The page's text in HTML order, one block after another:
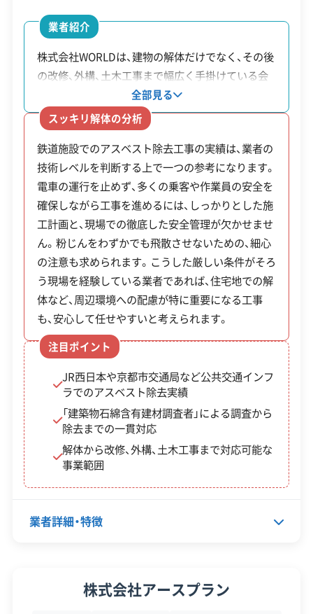
事業
補助
により変
動）。
ブロ
ック
塀等
撤去
助成
の4/5（上
限額は道
路種別に
より15万
円〜60万
円）。
道路に面した、倒壊の危険性
がある高さ1m以上のブロッ
ク塀など。通学路や避難路に
面している場合は上限額が引
き上げられる。
※特に「防災まちづくり推進事業」は、北区の紫野・
柏野地区などが重点エリアとして指定されており、
お住まいの地域が対象となるか事前の確認が重要
です。いずれの補助金も、市の交付決定前に工事契
約や着工を行うと対象外になるため、必ず事前に相
談・申請を行ってください。
※制度の最新情報や申請様式は、必ず自治体の公式
サイトをご確認ください。
京都市の公式サイトで詳細を見る
機コスト）」や「駐車料金（経費）」、
営業日
対応エリア 京都府
木造 鉄骨造
対応業務
産業廃棄物収集運搬業
土木工事業
公式HP 公式サイトを見る
SNS SNSを見る
許可番号
【建設業許可】
京都府知事：第40970号
【産業廃棄物収集運搬業許可】
京都府知事：第02600191535号
大阪府知事：第02700191535号
滋賀県知事：第02501191535号
全部見る
この解体業者の特徴
験・規模
重機保有
対応工事 土木工事 県外出張
保有資格 1級土木施工管理技士
石綿作業主任者
建設業許可
現場清掃
業者紹介
株式会社WORLDは、建物の解体だけでなく、その後
の改修、外構、土木工事まで幅広く手掛けている会
社です。特筆すべきはアスベスト除去の実績で、特
にJR西日本や京都市交通局といった公共交通イン
フラでの工事経験を持っています。多くの人が利用
し、常に稼働している施設での作業は、非常に厳し
い安全基準と管理体制が求められます。このような
環境での実績は、同社の信頼性を示す一つの根拠と
いえるでしょう。また「建築物石綿含有建材調査
者」や1級土木施工管理技士などの有資格者が在籍
しており、専門的な調査から実際の施工まで責任を
持って対応しています。
全部見る
スッキリ解体の分析
鉄道施設でのアスベスト除去工事の実績は、業者の
技術レベルを判断する上で一つの参考になります。
電車の運行を止めず、多くの乗客や作業員の安全を
確保しながら工事を進めるには、しっかりとした施
工計画と、現場での徹底した安全管理が欠かせませ
ん。粉じんをわずかでも飛散させないための、細心
の注意も求められます。こうした厳しい条件がそろ
う現場を経験している業者であれば、住宅地での解
体など、周辺環境への配慮が特に重要になる工事
も、安心して任せやすいと考えられます。
注目ポイント
JR西日本や京都市交通局など公共交通インフ
ラでのアスベスト除去実績
「建築物石綿含有建材調査者」による調査から
除去までの一貫対応
解体から改修、外構、土木工事まで対応可能な
事業範囲
業者詳細・特徴
株式会社アースプラン